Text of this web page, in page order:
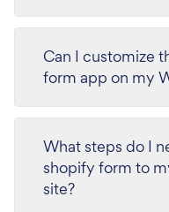
Can I customize
form app on my
What steps do I
shopify form to
site?